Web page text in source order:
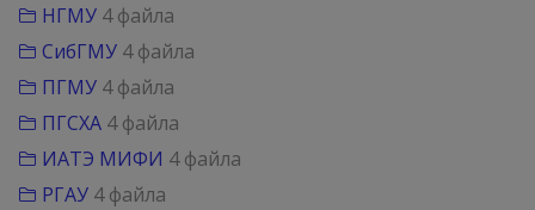
НГМУ 4 файла
СибГМУ 4 файла
ПГМУ 4 файла
ПГСХА 4 файла
ИАТЭ МИФИ 4 файла
РГАУ 4 файла